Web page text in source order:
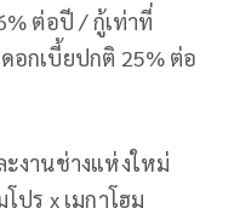
ต่อปี / กู้เท่าที่
อกเบี้ยปกติ 25% ต่อ
งานช่างแห่งใหม่
ร x เมกาโฮม